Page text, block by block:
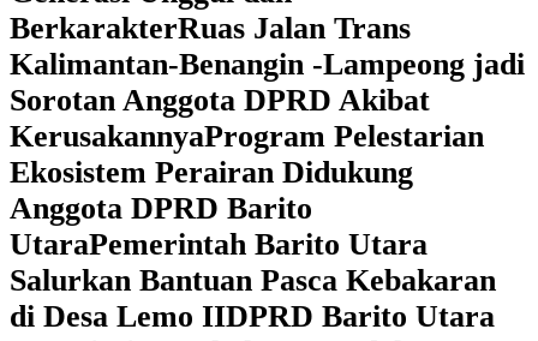
BerkarakterRuas Jalan Trans
Kalimantan-Benangin -Lampeong jadi
Sorotan Anggota DPRD Akibat
KerusakannyaProgram Pelestarian
Ekosistem Perairan Didukung
Anggota DPRD Barito
UtaraPemerintah Barito Utara
Salurkan Bantuan Pasca Kebakaran
di Desa Lemo IIDPRD Barito Utara